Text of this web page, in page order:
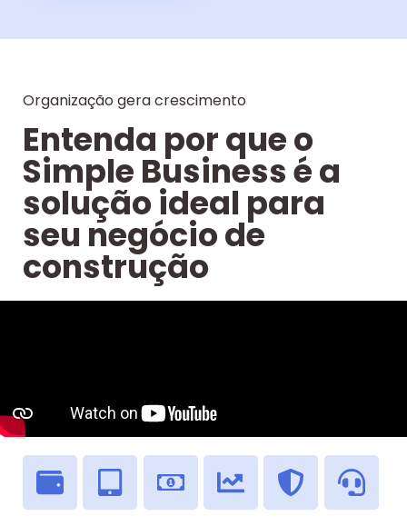
Organização gera crescimento
Entenda por que o
Simple Business é a
solução ideal para
seu negócio de
construção